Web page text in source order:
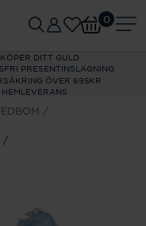
DITT GULD
PRESENTINSLAGNING
ÖVER 695KR
HEMLEVERANS
0